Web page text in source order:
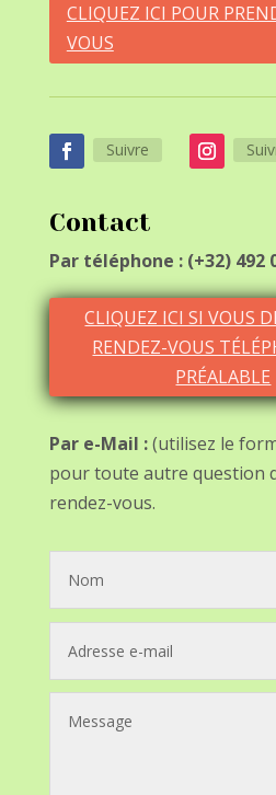
CLIQUEZ ICI POUR
VOUS
Suivre
Contact
Par téléphone : (+32) 492
CLIQUEZ ICI SI VOUS
RENDEZ-VOUS
PRÉALABLE
Par e-Mail :(utilisez le
pour toute autre question
rendez-vous.